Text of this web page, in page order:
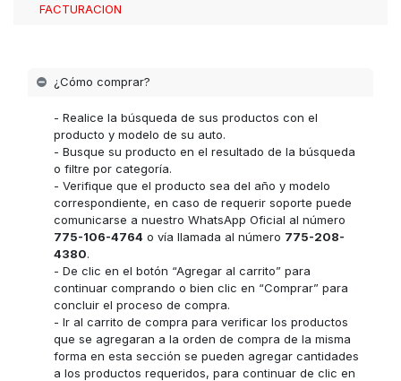
FACTURACION
¿Cómo comprar?
- Realice la búsqueda de sus productos con el
producto y modelo de su auto.
- Busque su producto en el resultado de la búsqueda
o filtre por categoría.
- Verifique que el producto sea del año y modelo
correspondiente, en caso de requerir soporte puede
comunicarse a nuestro WhatsApp Oficial al número
775-106-4764 o vía llamada al número 775-208-
4380.
- De clic en el botón “Agregar al carrito” para
continuar comprando o bien clic en “Comprar” para
concluir el proceso de compra.
- Ir al carrito de compra para verificar los productos
que se agregaran a la orden de compra de la misma
forma en esta sección se pueden agregar cantidades
a los productos requeridos, para continuar de clic en